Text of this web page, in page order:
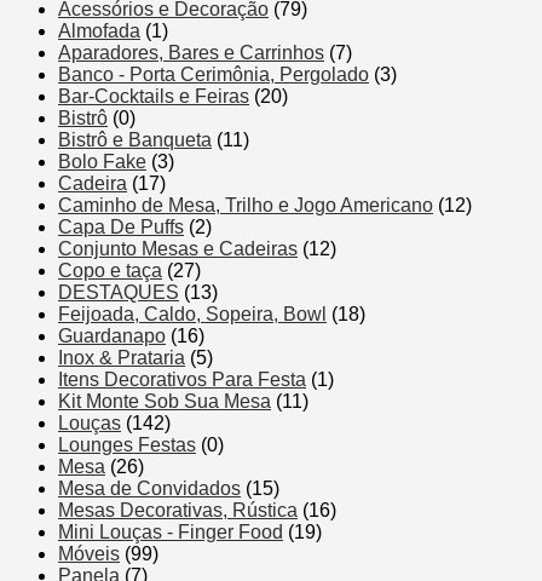
Acessórios e Decoração (79)
Almofada (1)
Aparadores, Bares e Carrinhos (7)
Banco - Porta Cerimônia, Pergolado (3)
Bar-Cocktails e Feiras (20)
Bistrô (0)
Bistrô e Banqueta (11)
Bolo Fake (3)
Cadeira (17)
Caminho de Mesa, Trilho e Jogo Americano (12)
Capa De Puffs (2)
Conjunto Mesas e Cadeiras (12)
Copo e taça (27)
DESTAQUES (13)
Feijoada, Caldo, Sopeira, Bowl (18)
Guardanapo (16)
Inox & Prataria (5)
Itens Decorativos Para Festa (1)
Kit Monte Sob Sua Mesa (11)
Louças (142)
Lounges Festas (0)
Mesa (26)
Mesa de Convidados (15)
Mesas Decorativas, Rústica (16)
Mini Louças - Finger Food (19)
Móveis (99)
Panela (7)